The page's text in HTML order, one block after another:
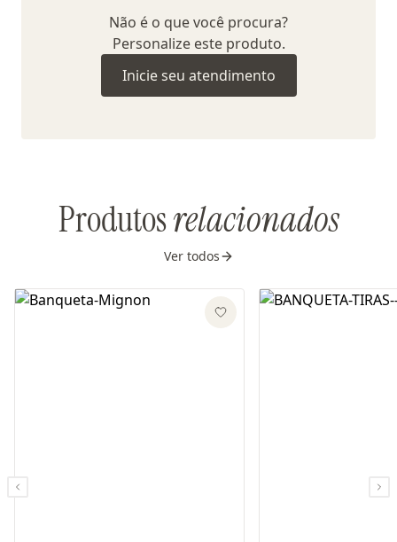
Não é o que você procura?
Personalize este produto.
Inicie seu atendimento
Produtosrelacionados
Ver todos